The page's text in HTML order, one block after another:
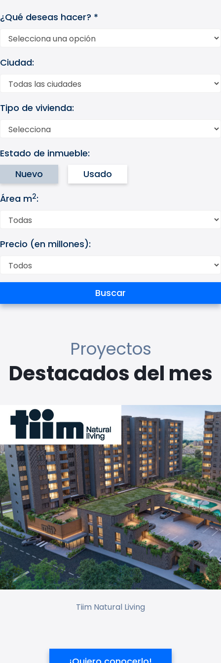
¿Qué deseas hacer? *
Ciudad:
Tipo de vivienda:
Estado de inmueble:
Nuevo
Usado
Área m2:
Precio (en millones):
Proyectos
Destacados del mes
Tiim Natural Living